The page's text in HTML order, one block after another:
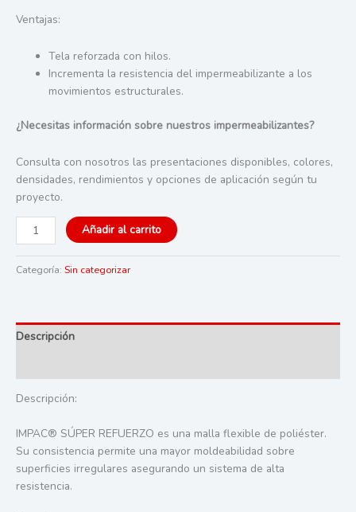
Ventajas:
Tela reforzada con hilos.
Incrementa la resistencia del impermeabilizante a los
movimientos estructurales.
¿Necesitas información sobre nuestros impermeabilizantes?
Consulta con nosotros las presentaciones disponibles, colores,
densidades, rendimientos y opciones de aplicación según tu
proyecto.
IMPAC
SUPER
REFUERZO
100
Añadir al carrito
Categoría: Sin categorizar
Descripción
Descripción:
IMPAC® SÚPER REFUERZO es una malla flexible de poliéster.
Su consistencia permite una mayor moldeabilidad sobre
superficies irregulares asegurando un sistema de alta
resistencia.